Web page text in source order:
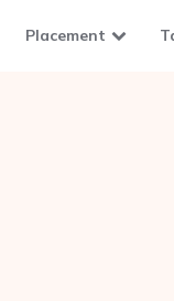
Placement